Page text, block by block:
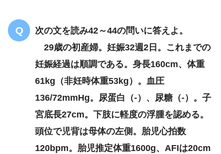
骨盤底筋体操
体操で膀胱が下がってくる感じは良くな
残尿は80ml
次の文を読み42～44の問いに答えよ。
29歳の初産婦。妊娠32週2日。これまでの
妊娠経過は順調である。身長160cm、体重
61kg（非妊時体重53kg）。血圧
136/72mmHg。尿蛋白（-）、尿糖（-）。子
宮底長27cm。下肢に軽度の浮腫を認める。
頭位で児背は母体の左側。胎児心拍数
120bpm。胎児推定体重1600g、AFIは20cm